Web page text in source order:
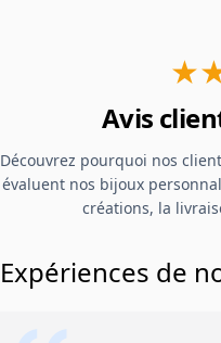
Avis
Découvrez pourquoi nos
évaluent nos bijoux
créations, la
Expériences de